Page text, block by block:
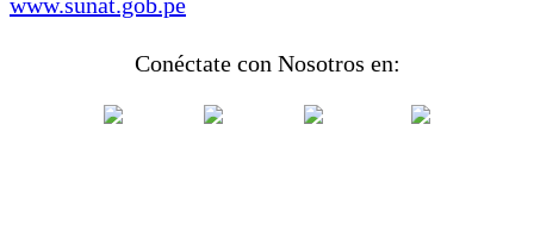
Conéctate con Nosotros en: